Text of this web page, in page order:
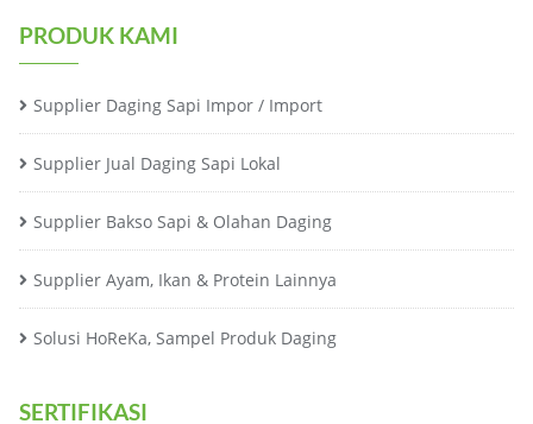
PRODUK KAMI
Supplier Daging Sapi Impor / Import
Supplier Jual Daging Sapi Lokal
Supplier Bakso Sapi & Olahan Daging
Supplier Ayam, Ikan & Protein Lainnya
Solusi HoReKa, Sampel Produk Daging
SERTIFIKASI